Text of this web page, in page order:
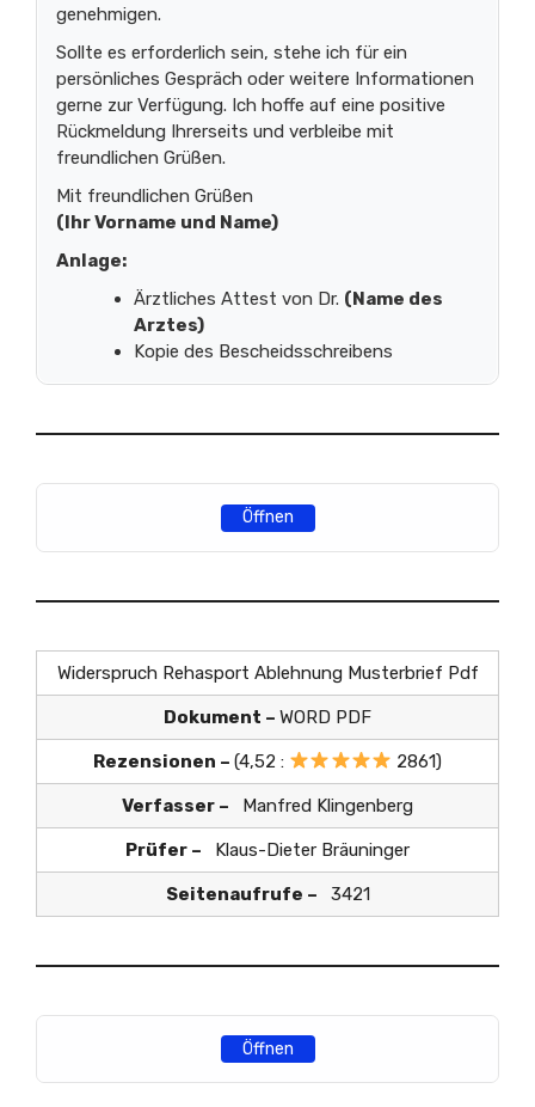
genehmigen.
Sollte es erforderlich sein, stehe ich für ein
persönliches Gespräch oder weitere Informationen
gerne zur Verfügung. Ich hoffe auf eine positive
Rückmeldung Ihrerseits und verbleibe mit
freundlichen Grüßen.
Mit freundlichen Grüßen
(Ihr Vorname und Name)
Anlage:
Ärztliches Attest von Dr. (Name des
Arztes)
Kopie des Bescheidsschreibens
Öffnen
Widerspruch Rehasport Ablehnung Musterbrief Pdf
Dokument – WORD PDF
Rezensionen –(4,52 : 2861)
Verfasser – Manfred Klingenberg
Prüfer – Klaus-Dieter Bräuninger
Seitenaufrufe – 3421
Öffnen